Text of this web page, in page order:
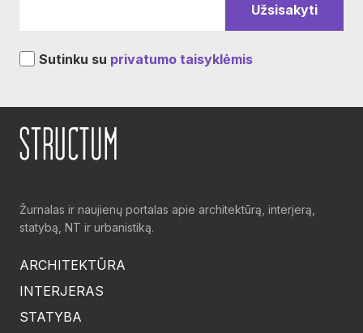
Sutinku su privatumo taisyklėmis
Žurnalas ir naujienų portalas apie architektūrą, interjerą,
statybą, NT ir urbanistiką.
ARCHITEKTŪRA
INTERJERAS
STATYBA